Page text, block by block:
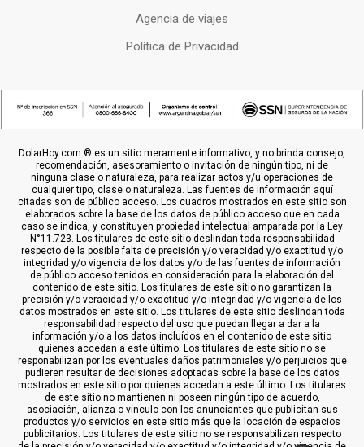
Agencia de viajes
Política de Privacidad
DolarHoy.com ® es un sitio meramente informativo, y no brinda consejo,
recomendación, asesoramiento o invitación de ningún tipo, ni de
ninguna clase o naturaleza, para realizar actos y/u operaciones de
cualquier tipo, clase o naturaleza. Las fuentes de información aquí
citadas son de público acceso. Los cuadros mostrados en este sitio son
elaborados sobre la base de los datos de público acceso que en cada
caso se indica, y constituyen propiedad intelectual amparada por la Ley
N°11.723. Los titulares de este sitio deslindan toda responsabilidad
respecto de la posible falta de precisión y/o veracidad y/o exactitud y/o
integridad y/o vigencia de los datos y/o de las fuentes de información
de público acceso tenidos en consideración para la elaboración del
contenido de este sitio. Los titulares de este sitio no garantizan la
precisión y/o veracidad y/o exactitud y/o integridad y/o vigencia de los
datos mostrados en este sitio. Los titulares de este sitio deslindan toda
responsabilidad respecto del uso que puedan llegar a dar a la
información y/o a los datos incluídos en el contenido de este sitio
quienes accedan a este último. Los titulares de este sitio no se
responabilizan por los eventuales daños patrimoniales y/o perjuicios que
pudieren resultar de decisiones adoptadas sobre la base de los datos
mostrados en este sitio por quienes accedan a este último. Los titulares
de este sitio no mantienen ni poseen ningún tipo de acuerdo,
asociación, alianza o vínculo con los anunciantes que publicitan sus
productos y/o servicios en este sitio más que la locación de espacios
publicitarios. Los titulares de este sitio no se responsabilizan respecto